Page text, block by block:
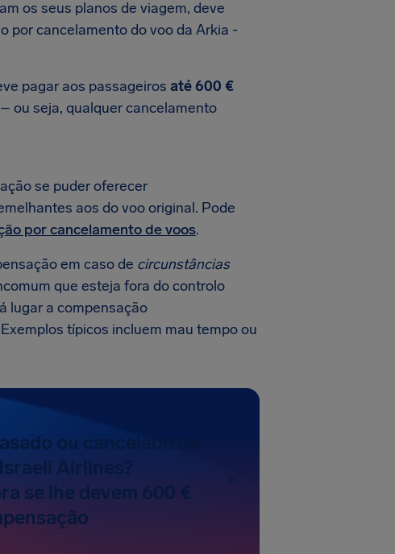
os seus planos de viagem, deve
por cancelamento do voo da Arkia -
pagar aos passageiros até 600 €
ou seja, qualquer cancelamento
se puder oferecer
aos do voo original. Pode
por cancelamento de voos.
em caso de circunstâncias
que esteja fora do controlo
lugar a compensação
típicos incluem mau tempo ou
ou cancelado da
Airlines?
se lhe devem 600 €